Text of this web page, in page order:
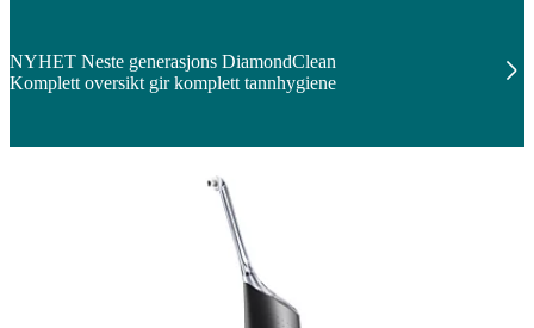
NYHET Neste generasjons DiamondClean
Komplett oversikt gir komplett tannhygiene